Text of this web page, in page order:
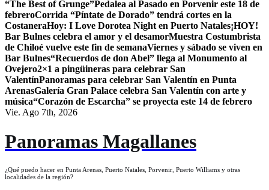
“The Best of Grunge”Pedalea al Pasado en Porvenir este 18 de
febreroCorrida “Píntate de Dorado” tendrá cortes en la
CostaneraHoy: I Love Dorotea Night en Puerto Natales¡HOY!
Bar Bulnes celebra el amor y el desamorMuestra Costumbrista
de Chiloé vuelve este fin de semanaViernes y sábado se viven en
Bar Bulnes“Recuerdos de don Abel” llega al Monumento al
Ovejero2×1 a pingüineras para celebrar San
ValentínPanoramas para celebrar San Valentín en Punta
ArenasGalería Gran Palace celebra San Valentín con arte y
música“Corazón de Escarcha” se proyecta este 14 de febrero
Vie. Ago 7th, 2026
Panoramas Magallanes
¿Qué puedo hacer en Punta Arenas, Puerto Natales, Porvenir, Puerto Williams y otras
localidades de la región?